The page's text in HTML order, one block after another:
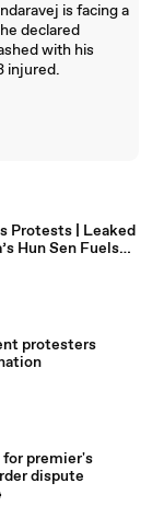
is facing a
declared
with his
injured.
Protests | Leaked
Hun Sen Fuels
protesters
premier's
dispute